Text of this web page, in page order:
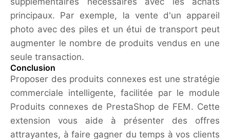
principaux. Par exemple, la vente d'un appareil
photo avec des piles et un étui de transport peut
augmenter le nombre de produits vendus en une
seule transaction.
Conclusion
Proposer des produits connexes est une stratégie
commerciale intelligente, facilitée par le module
Produits connexes de PrestaShop de FEM. Cette
extension vous aide à présenter des offres
attrayantes, à faire gagner du temps à vos clients